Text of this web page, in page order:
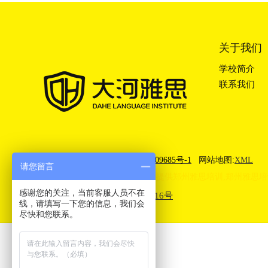
关于我们
学校简介
联系我们
郑州雅思培训机构 豫ICP备13009685号-1 网站地图:XML
豫公网安备41010302003416号
请您留言
感谢您的关注，当前客服人员不在
线，请填写一下您的信息，我们会
尽快和您联系。